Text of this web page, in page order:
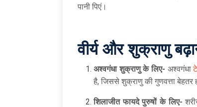
पानी पिएं।
वीर्य और शुक्राणु
अश्वगंधा शुक्राणु के लिए- अश्वगंधा
है, जिससे शुक्राणु की गुणवत्ता बेहतर
शिलाजीत फायदे पुरुषों के लिए-